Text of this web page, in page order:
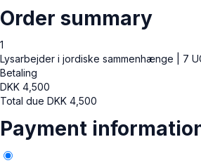
Order summary
1
Lysarbejder i jordiske sammenhænge | 7
Betaling
DKK 4,500
Total due DKK 4,500
Payment